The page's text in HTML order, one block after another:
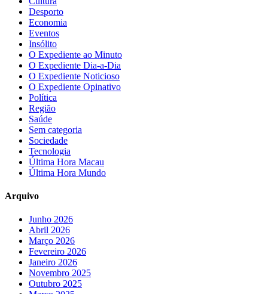
Desporto
Economia
Eventos
Insólito
O Expediente ao Minuto
O Expediente Dia-a-Dia
O Expediente Noticioso
O Expediente Opinativo
Política
Região
Saúde
Sem categoria
Sociedade
Tecnologia
Última Hora Macau
Última Hora Mundo
Arquivo
Junho 2026
Abril 2026
Março 2026
Fevereiro 2026
Janeiro 2026
Novembro 2025
Outubro 2025